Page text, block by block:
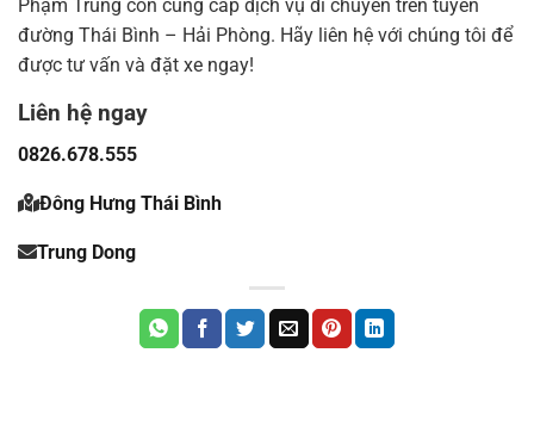
Phạm Trung còn cung cấp dịch vụ di chuyển trên tuyến
đường Thái Bình – Hải Phòng. Hãy liên hệ với chúng tôi để
được tư vấn và đặt xe ngay!
Liên hệ ngay
0826.678.555
Đông Hưng Thái Bình
Trung Dong